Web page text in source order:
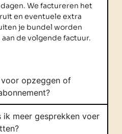
We factureren het
en eventuele extra
je bundel worden
de volgende factuur.
opzeggen of
ik meer gesprekken voer